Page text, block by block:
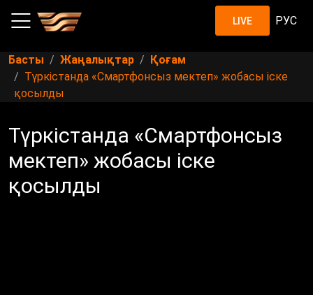
LIVE РУС
Басты Жаңалықтар
Қоғам
Түркістанда «Смартфонсыз мектеп» жобасы іске
қосылды
Түркістанда «Смартфонсыз
мектеп» жобасы іске
қосылды